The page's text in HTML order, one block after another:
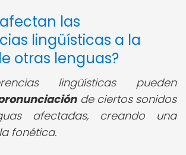
las
lingüísticas a la
otras lenguas?
lingüísticas pueden
de ciertos sonidos
afectadas, creando una
fonética.